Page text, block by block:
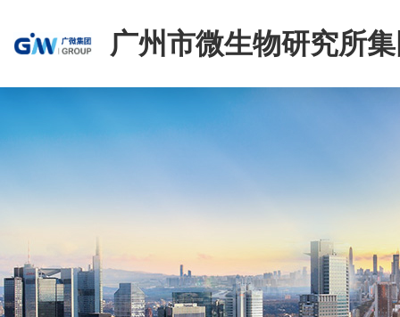
广州市微生物研究所
有限公司